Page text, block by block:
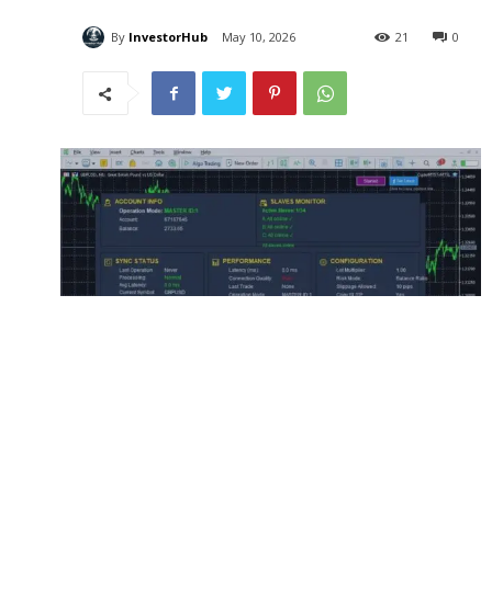
By InvestorHub May 10, 2026 0
21